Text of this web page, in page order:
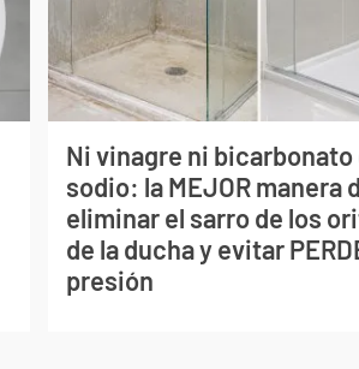
Ni vinagre ni bicarbonato
sodio: la MEJOR manera
eliminar el sarro de los
de la ducha y evitar
presión